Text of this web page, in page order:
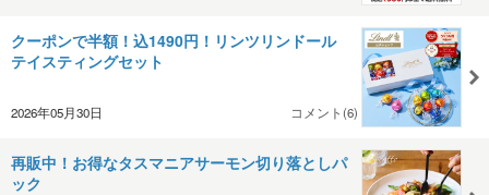
クーポンで半額！込1490円！リンツリンドール
テイスティングセット
2026年05月30日 コメント(6)
再販中！お得なタスマニアサーモン切り落としパ
ック